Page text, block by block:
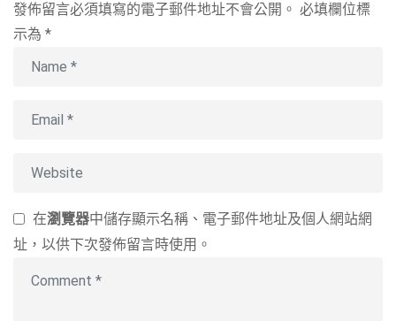
發佈留言必須填寫的電子郵件地址不會公開。 必填欄位標
示為 *
在瀏覽器中儲存顯示名稱、電子郵件地址及個人網站網
址，以供下次發佈留言時使用。